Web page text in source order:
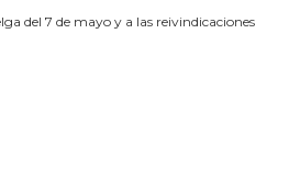
del 7 de mayo y a las reivindicaciones